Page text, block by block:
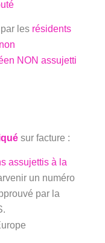
les résidents
NON assujetti
sur facture :
assujettis à la
un numéro
par la